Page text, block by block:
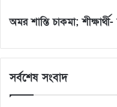
অমর শান্তি চাকমা; শীক্ষার্থী-
সর্বশেষ সংবাদ